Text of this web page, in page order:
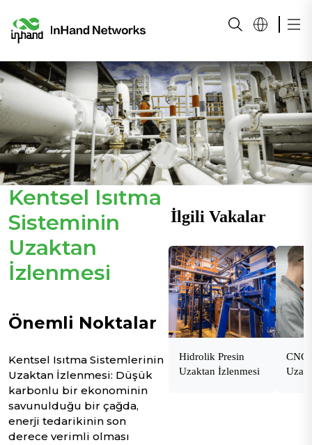
Kentsel Isıtma
Sisteminin
Uzaktan
İzlenmesi
Önemli Noktalar
Kentsel Isıtma Sistemlerinin
Uzaktan İzlenmesi: Düşük
karbonlu bir ekonominin
savunulduğu bir çağda,
enerji tedarikinin son
derece verimli olması
İlgili Vakalar
Hidrolik Presin
Uzaktan İzlenmesi
CNC